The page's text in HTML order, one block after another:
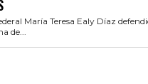
María Teresa Ealy Díaz
de...